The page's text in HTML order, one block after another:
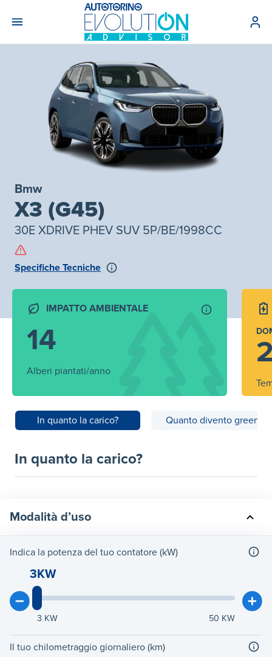
Bmw
X3 (G45)
30E XDRIVE PHEV SUV 5P/BE/1998CC
Specifiche Tecniche
IMPATTO AMBIENTALE
14
Alberi piantati/anno
In quanto la carico? Quanto divento green?
In quanto la carico?
Modalità d’uso
Indica la potenza del tuo contatore (kW)
3KW
3 KW 50 KW
Il tuo chilometraggio giornaliero (km)